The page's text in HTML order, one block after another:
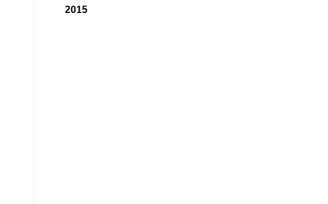
2015